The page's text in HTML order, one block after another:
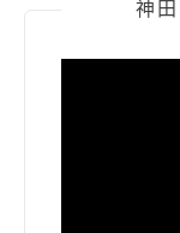
神